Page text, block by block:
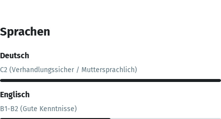
Sprachen
Deutsch
C2 (Verhandlungssicher / Muttersprachlich)
Englisch
B1-B2 (Gute Kenntnisse)